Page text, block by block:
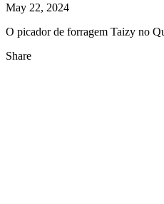
May 22, 2024
O picador de forragem Taizy no
Share